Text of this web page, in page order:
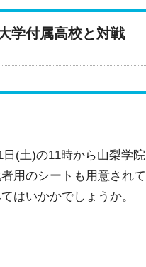
学付属高校と対戦
(土)の11時から山梨学
用のシートも用意され
はいかかでしょうか。